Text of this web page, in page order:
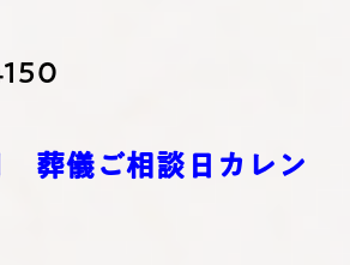
葬儀ご相談日カレン